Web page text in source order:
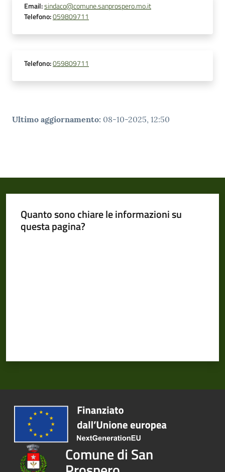
Email:sindaco@comune.sanprospero.mo.it
Telefono:059809711
Telefono:059809711
Ultimo aggiornamento: 08-10-2025, 12:50
Quanto sono chiare le informazioni su
questa pagina?
Comune di San